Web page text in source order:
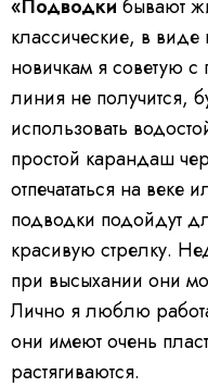
«Подводки бывают
классические, в
новичкам я советую
линия не получится,
использовать
простой карандаш
отпечататься на веке
подводки подойдут
красивую стрелку.
при высыхании они
Лично я люблю
они имеют очень
растягиваются.